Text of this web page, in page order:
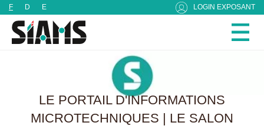
F D E LOGIN EXPOSANT
LE PORTAIL D'INFORMATIONS
MICROTECHNIQUES | LE SALON
Panneau de gestion des cookies